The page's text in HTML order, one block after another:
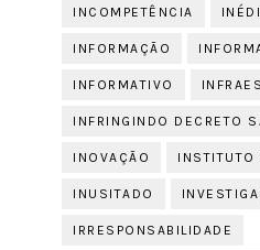
INCOMPETÊNCIA
INFORMAÇÃO
INFORMATIVO
INFRINGINDO DECRETO
INOVAÇÃO INSTITUTO
INUSITADO
IRRESPONSABILIDADE